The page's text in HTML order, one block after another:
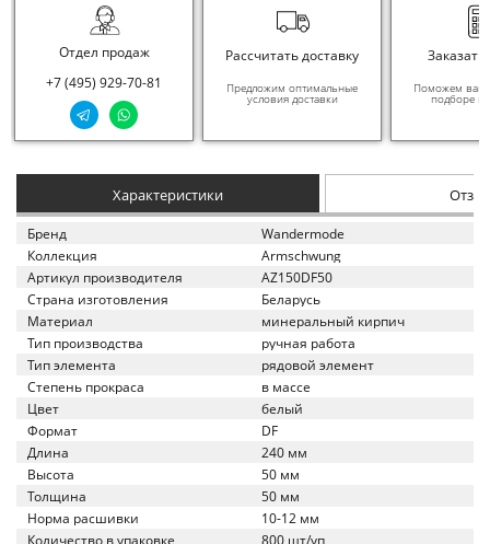
Отдел продаж
+7 (495) 929-70-81
Рассчитать доставку
Предложим оптимальные
условия доставки
Заказать
Поможем вам
подборе
Характеристики
Бренд
Wandermode
Коллекция
Armschwung
Артикул производителя
AZ150DF50
Страна изготовления
Беларусь
Материал
минеральный кирпич
Тип производства
ручная работа
Тип элемента
рядовой элемент
Степень прокраса
в массе
Цвет
белый
Формат
DF
Длина
240 мм
Высота
50 мм
Толщина
50 мм
Норма расшивки
10-12 мм
Количество в упаковке
800 шт/уп